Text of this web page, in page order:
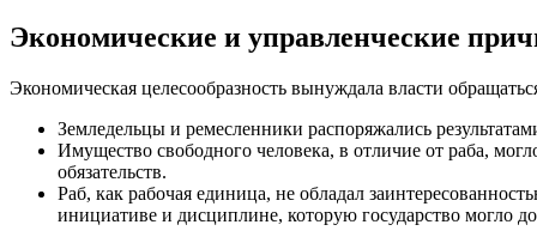
Экономические и управленческие
Экономическая целесообразность вынуждала власти
Земледельцы и ремесленники распоряжались
Имущество свободного человека, в отличие от раба,
обязательств.
Раб, как рабочая единица, не обладал
инициативе и дисциплине, которую государство могло